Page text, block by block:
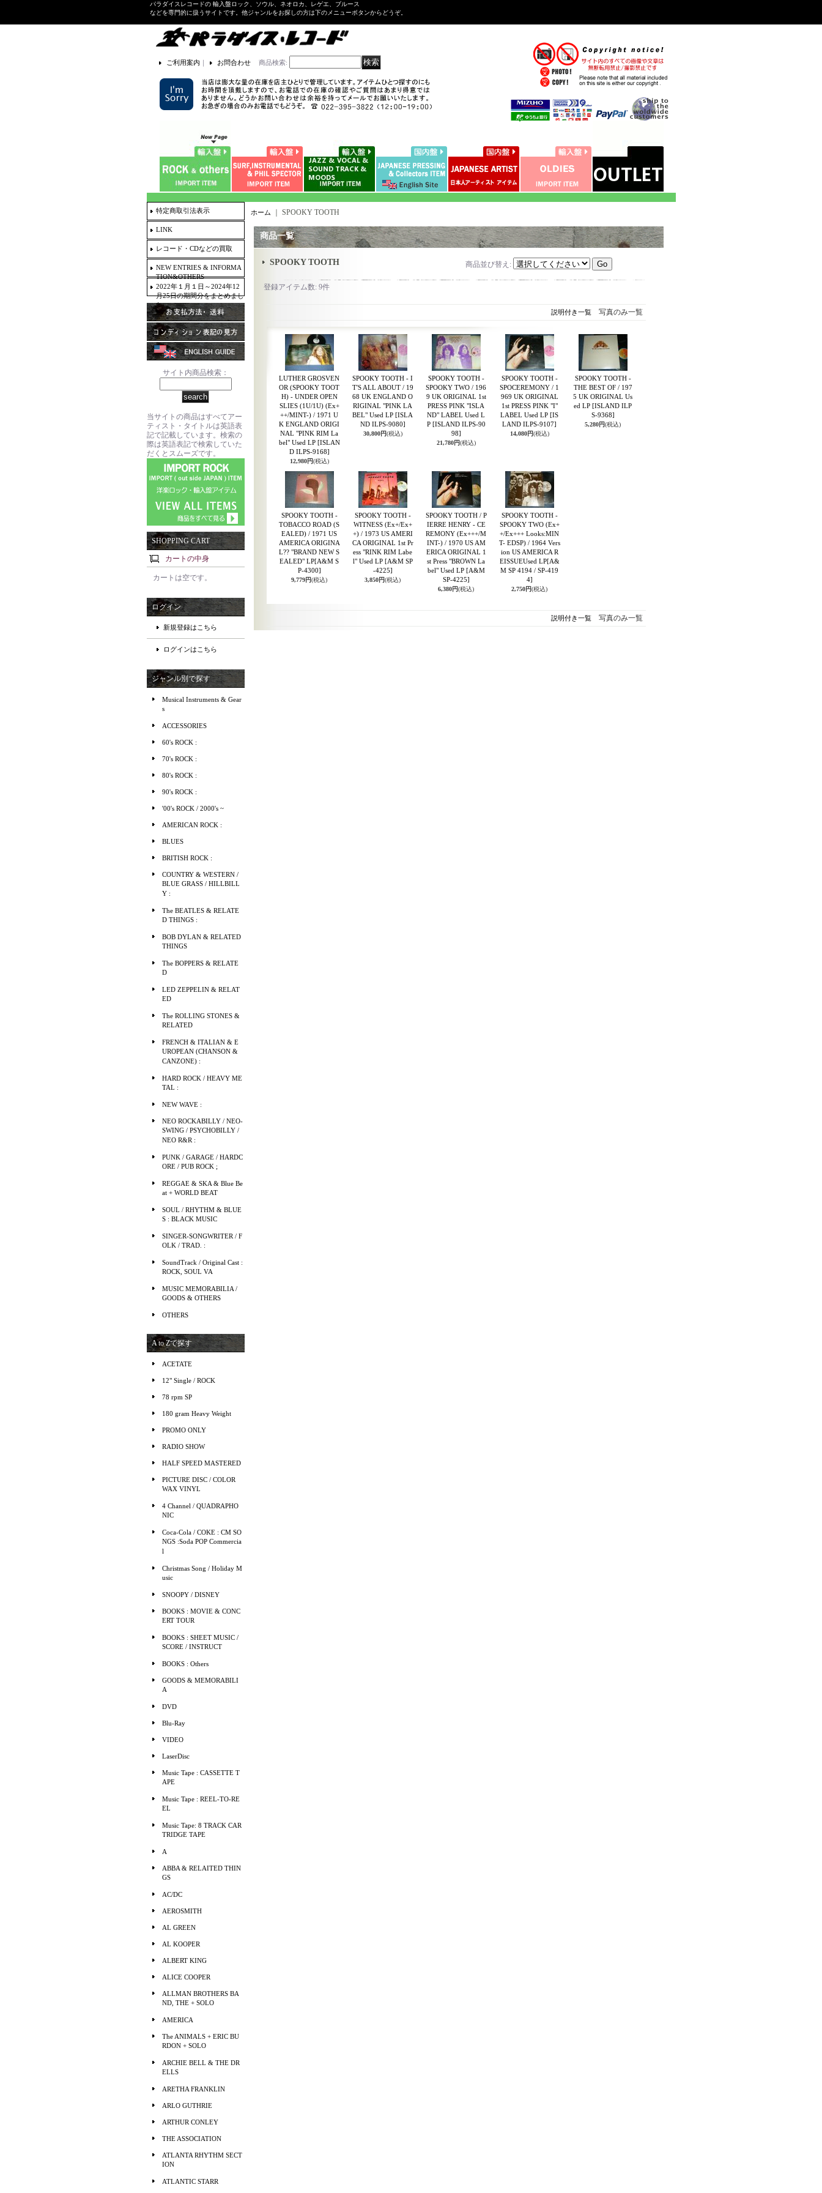
パラダイスレコードの 輸入盤ロック、ソウル、ネオロカ、レゲエ、ブルース
などを専門的に扱うサイトです。他ジャンルをお探しの方は下のメニューボタンからどうぞ。
ご利用案内 ｜ お問合わせ 商品検索:
特定商取引法表示
LINK
レコード・CDなどの買取
NEW ENTRIES & INFORMA
TION&OTHERS
2022年１月１日～2024年12
月25日の期間分をまとめまし
た。
サイト内商品検索：
当サイトの商品はすべてアー
ティスト・タイトルは英語表
記で記載しています。検索の
際は英語表記で検索していた
だくとスムーズです。
SHOPPING CART
カートの中身
カートは空です。
ログイン
新規登録はこちら
ログインはこちら
ジャンル別で探す
Musical Instruments & Gear
s
ACCESSORIES
60's ROCK :
70's ROCK :
80's ROCK :
90's ROCK :
'00's ROCK / 2000's ~
AMERICAN ROCK :
BLUES
BRITISH ROCK :
COUNTRY & WESTERN /
BLUE GRASS / HILLBILL
Y :
The BEATLES & RELATE
D THINGS :
BOB DYLAN & RELATED
THINGS
The BOPPERS & RELATE
D
LED ZEPPELIN & RELAT
ED
The ROLLING STONES &
RELATED
FRENCH & ITALIAN & E
UROPEAN (CHANSON &
CANZONE) :
HARD ROCK / HEAVY ME
TAL :
NEW WAVE :
NEO ROCKABILLY / NEO-
SWING / PSYCHOBILLY /
NEO R&R :
PUNK / GARAGE / HARDC
ORE / PUB ROCK ;
REGGAE & SKA & Blue Be
at + WORLD BEAT
SOUL / RHYTHM & BLUE
S : BLACK MUSIC
SINGER-SONGWRITER / F
OLK / TRAD. :
SoundTrack / Original Cast :
ROCK, SOUL VA
MUSIC MEMORABILIA /
GOODS & OTHERS
OTHERS
A to Zで探す
ACETATE
12" Single / ROCK
78 rpm SP
180 gram Heavy Weight
PROMO ONLY
RADIO SHOW
HALF SPEED MASTERED
PICTURE DISC / COLOR
WAX VINYL
4 Channel / QUADRAPHO
NIC
Coca-Cola / COKE : CM SO
NGS :Soda POP Commercia
l
Christmas Song / Holiday M
usic
SNOOPY / DISNEY
BOOKS : MOVIE & CONC
ERT TOUR
BOOKS : SHEET MUSIC /
SCORE / INSTRUCT
BOOKS : Others
GOODS & MEMORABILI
A
DVD
Blu-Ray
VIDEO
LaserDisc
Music Tape : CASSETTE T
APE
Music Tape : REEL-TO-RE
EL
Music Tape: 8 TRACK CAR
TRIDGE TAPE
A
ABBA & RELAITED THIN
GS
AC/DC
AEROSMITH
AL GREEN
AL KOOPER
ALBERT KING
ALICE COOPER
ALLMAN BROTHERS BA
ND, THE + SOLO
AMERICA
The ANIMALS + ERIC BU
RDON + SOLO
ARCHIE BELL & THE DR
ELLS
ARETHA FRANKLIN
ARLO GUTHRIE
ARTHUR CONLEY
THE ASSOCIATION
ATLANTA RHYTHM SECT
ION
ATLANTIC STARR
ホーム SPOOKY TOOTH
商品一覧
SPOOKY TOOTH 商品並び替え :
登録アイテム数:9件
説明付き一覧写真のみ一覧
LUTHER GROSVEN
OR (SPOOKY TOOT
H) - UNDER OPEN
SLIES (1U/1U) (Ex+
++/MINT-) / 1971 U
K ENGLAND ORIGI
NAL "PINK RIM La
bel" Used LP [ISLAN
D ILPS-9168]
12,980円(税込)
SPOOKY TOOTH - I
T'S ALL ABOUT / 19
68 UK ENGLAND O
RIGINAL "PINK LA
BEL" Used LP [ISLA
ND ILPS-9080]
30,800円(税込)
SPOOKY TOOTH -
SPOOKY TWO / 196
9 UK ORIGINAL 1st
PRESS PINK "ISLA
ND" LABEL Used L
P [ISLAND ILPS-90
98]
21,780円(税込)
SPOOKY TOOTH -
SPOCEREMONY / 1
969 UK ORIGINAL
1st PRESS PINK "I"
LABEL Used LP [IS
LAND ILPS-9107]
14,080円(税込)
SPOOKY TOOTH -
THE BEST OF / 197
5 UK ORIGINAL Us
ed LP [ISLAND ILP
S-9368]
5,280円(税込)
SPOOKY TOOTH -
TOBACCO ROAD (S
EALED) / 1971 US
AMERICA ORIGINA
L?? "BRAND NEW S
EALED" LP[A&M S
P-4300]
9,779円(税込)
SPOOKY TOOTH -
WITNESS (Ex+/Ex+
+) / 1973 US AMERI
CA ORIGINAL 1st Pr
ess "RINK RIM Labe
l" Used LP [A&M SP
-4225]
3,850円(税込)
SPOOKY TOOTH / P
IERRE HENRY - CE
REMONY (Ex+++/M
INT-) / 1970 US AM
ERICA ORIGINAL 1
st Press "BROWN La
bel" Used LP [A&M
SP-4225]
6,380円(税込)
SPOOKY TOOTH -
SPOOKY TWO (Ex+
+/Ex+++ Looks:MIN
T- EDSP) / 1964 Vers
ion US AMERICA R
EISSUEUsed LP[A&
M SP 4194 / SP-419
4]
2,750円(税込)
説明付き一覧写真のみ一覧